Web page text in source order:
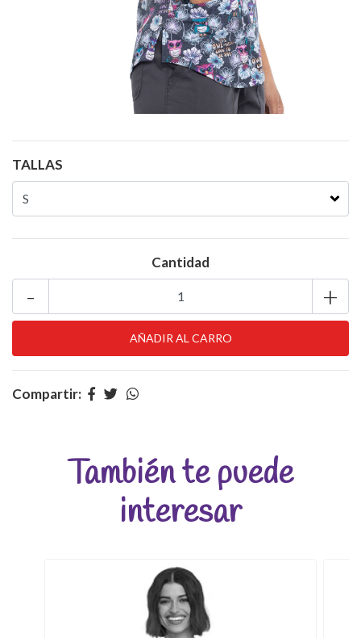
TALLAS
Cantidad
+
-
Compartir:
También te puede
interesar